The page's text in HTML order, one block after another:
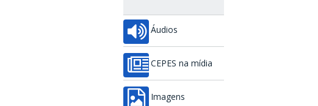
Áudios
CEPES na mídia
Imagens